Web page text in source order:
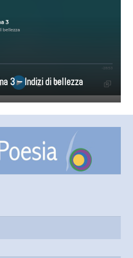
3 – Indizi di bellezza